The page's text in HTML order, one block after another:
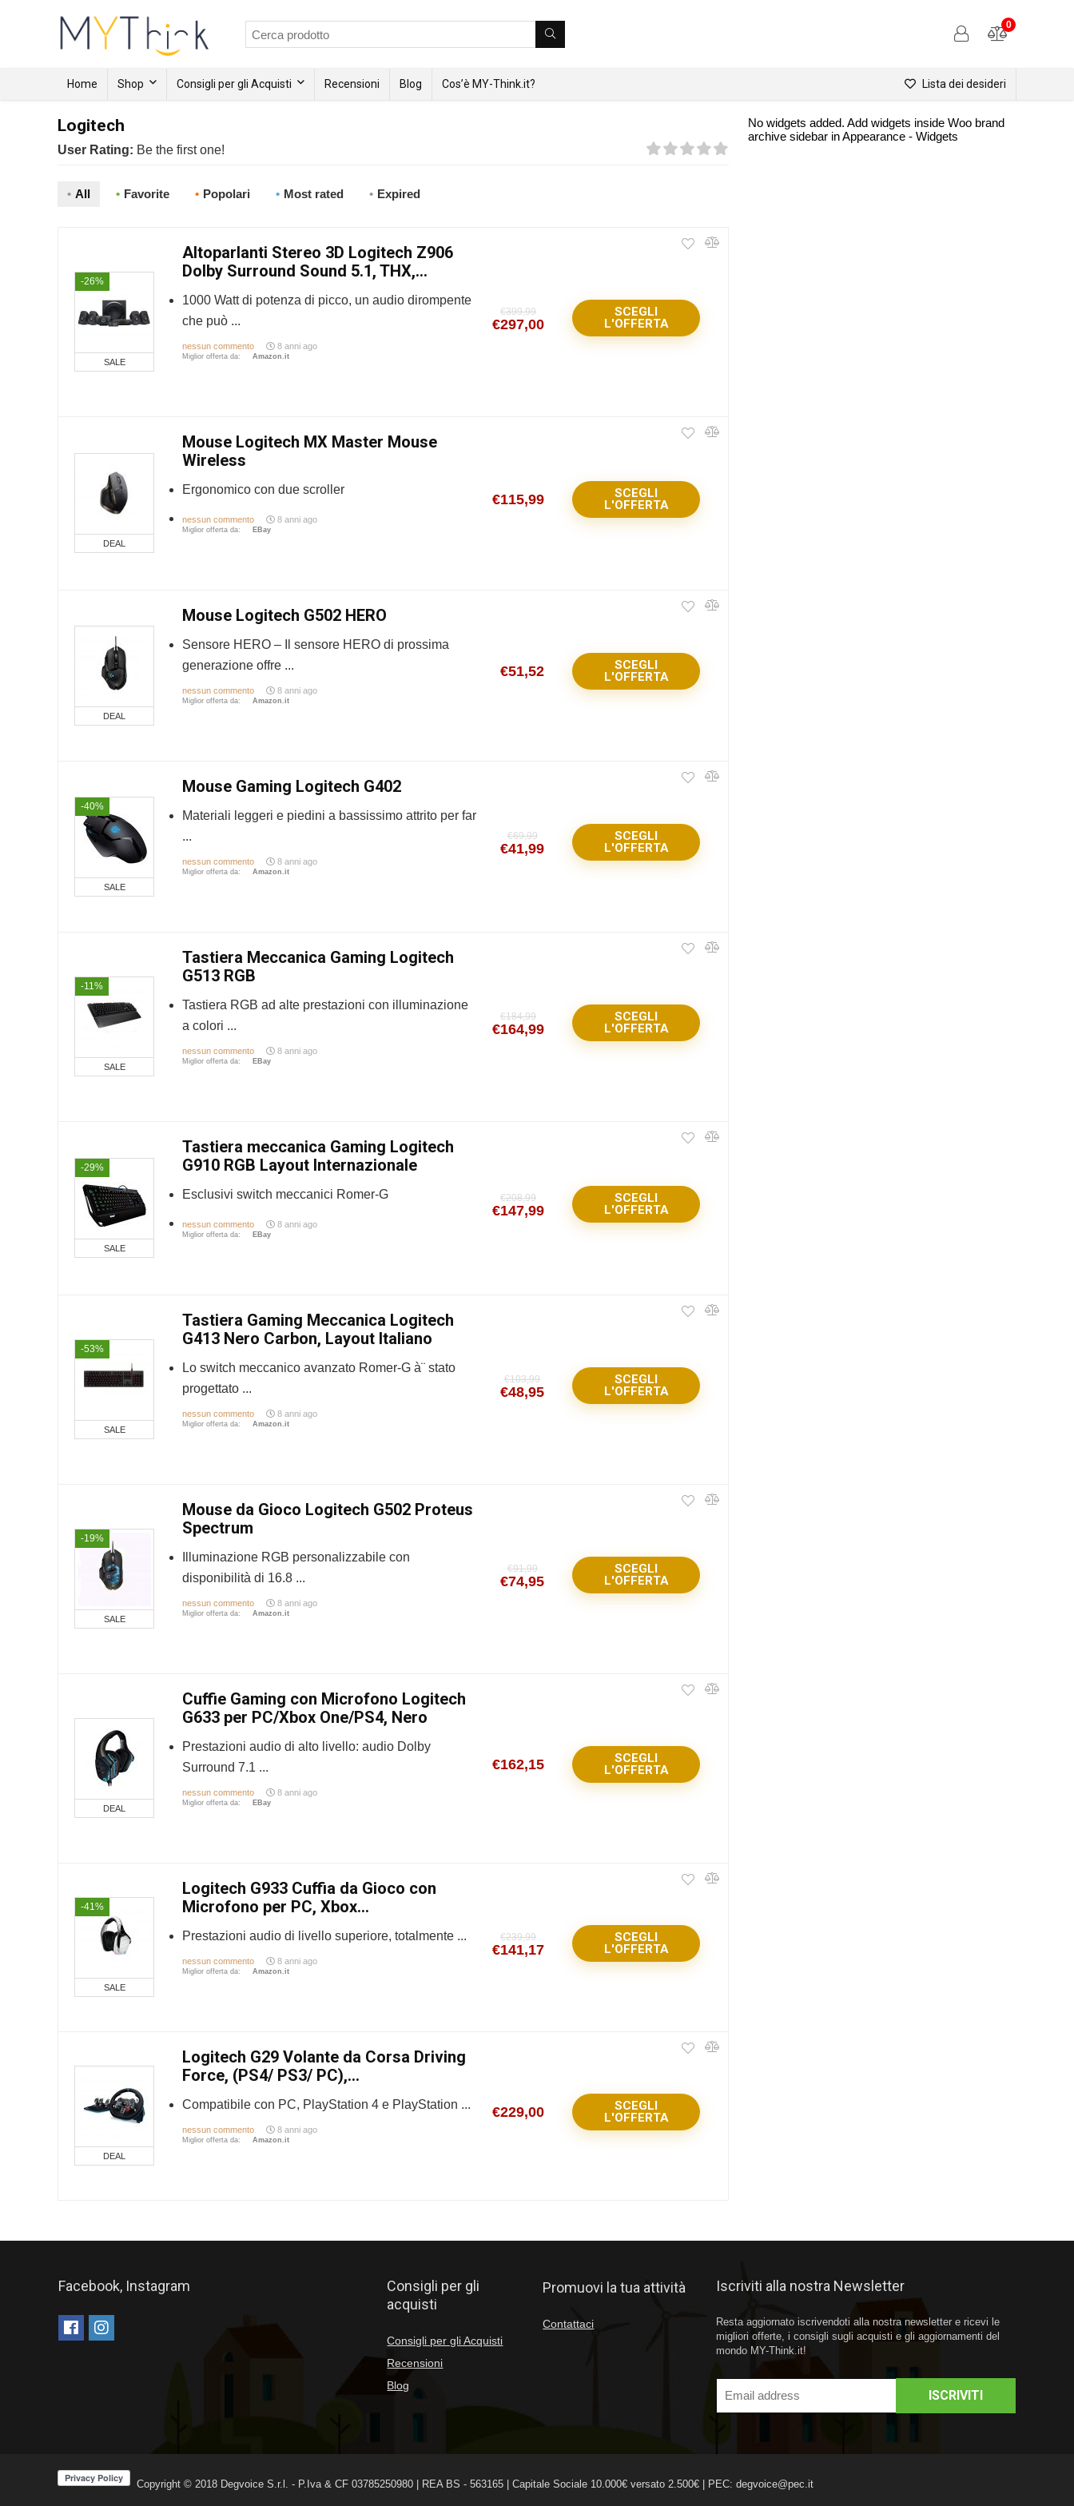
0
Lista dei desideri
Home Shop Consigli per gli Acquisti Recensioni Blog Cos’è MY-Think.it?
Logitech
User Rating: Be the first one!
All Favorite Popolari Most rated Expired
-26%
SALE
Altoparlanti Stereo 3D Logitech Z906
Dolby Surround Sound 5.1, THX,...
1000 Watt di potenza di picco, un audio dirompente
che può ...
nessun commento 8 anni ago
Miglior offerta da: Amazon.it
€399,99
€297,00
SCEGLI
L'OFFERTA
DEAL
Mouse Logitech MX Master Mouse
Wireless
Ergonomico con due scroller
nessun commento 8 anni ago
Miglior offerta da: eBay
€115,99
SCEGLI
L'OFFERTA
DEAL
Mouse Logitech G502 HERO
Sensore HERO – Il sensore HERO di prossima
generazione offre ...
nessun commento 8 anni ago
Miglior offerta da: Amazon.it
€51,52
SCEGLI
L'OFFERTA
-40%
SALE
Mouse Gaming Logitech G402
Materiali leggeri e piedini a bassissimo attrito per far
...
nessun commento 8 anni ago
Miglior offerta da: Amazon.it
€69,99
€41,99
SCEGLI
L'OFFERTA
-11%
SALE
Tastiera Meccanica Gaming Logitech
G513 RGB
Tastiera RGB ad alte prestazioni con illuminazione
a colori ...
nessun commento 8 anni ago
Miglior offerta da: eBay
€184,99
€164,99
SCEGLI
L'OFFERTA
-29%
SALE
Tastiera meccanica Gaming Logitech
G910 RGB Layout Internazionale
Esclusivi switch meccanici Romer-G
nessun commento 8 anni ago
Miglior offerta da: eBay
€208,99
€147,99
SCEGLI
L'OFFERTA
-53%
SALE
Tastiera Gaming Meccanica Logitech
G413 Nero Carbon, Layout Italiano
Lo switch meccanico avanzato Romer-G à¨ stato
progettato ...
nessun commento 8 anni ago
Miglior offerta da: Amazon.it
€103,99
€48,95
SCEGLI
L'OFFERTA
-19%
SALE
Mouse da Gioco Logitech G502 Proteus
Spectrum
Illuminazione RGB personalizzabile con
disponibilità di 16.8 ...
nessun commento 8 anni ago
Miglior offerta da: Amazon.it
€91,99
€74,95
SCEGLI
L'OFFERTA
DEAL
Cuffie Gaming con Microfono Logitech
G633 per PC/Xbox One/PS4, Nero
Prestazioni audio di alto livello: audio Dolby
Surround 7.1 ...
nessun commento 8 anni ago
Miglior offerta da: eBay
€162,15
SCEGLI
L'OFFERTA
-41%
SALE
Logitech G933 Cuffia da Gioco con
Microfono per PC, Xbox...
Prestazioni audio di livello superiore, totalmente ...
nessun commento 8 anni ago
Miglior offerta da: Amazon.it
€239,99
€141,17
SCEGLI
L'OFFERTA
DEAL
Logitech G29 Volante da Corsa Driving
Force, (PS4/ PS3/ PC),...
Compatibile con PC, PlayStation 4 e PlayStation ...
nessun commento 8 anni ago
Miglior offerta da: Amazon.it
€229,00
SCEGLI
L'OFFERTA
No widgets added. Add widgets inside Woo brand
archive sidebar in Appearance - Widgets
Facebook, Instagram
Consigli per gli
acquisti
Consigli per gli Acquisti
Recensioni
Blog
Promuovi la tua attività
Contattaci
Iscriviti alla nostra Newsletter
Resta aggiornato iscrivendoti alla nostra newsletter e ricevi le
migliori offerte, i consigli sugli acquisti e gli aggiornamenti del
mondo MY-Think.it!
Copyright © 2018 Degvoice S.r.l. - P.Iva & CF 03785250980 | REA BS - 563165 | Capitale Sociale 10.000€ versato 2.500€ | PEC: degvoice@pec.it